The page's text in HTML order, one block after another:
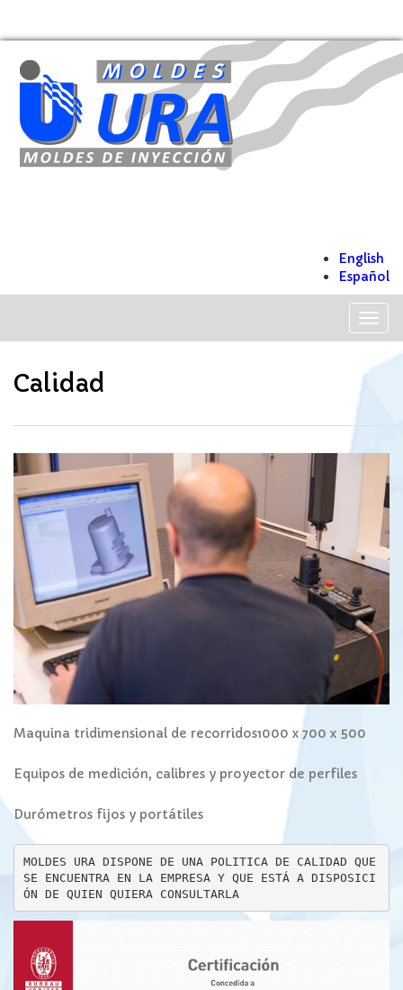
English
Español
Calidad
Maquina tridimensional de recorridos1000 x 700 x 500
Equipos de medición, calibres y proyector de perfiles
Durómetros fijos y portátiles
MOLDES URA DISPONE DE UNA POLITICA DE CALIDAD QUE
SE ENCUENTRA EN LA EMPRESA Y QUE ESTÁ A DISPOSICI
ÓN DE QUIEN QUIERA CONSULTARLA